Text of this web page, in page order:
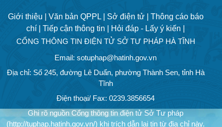
Giới thiệu | Văn bản QPPL | Sở điện tử |
Thông cáo báo
chí |
Tiếp cận thông tin |
Hỏi đáp - Lấy ý kiến |
CỔNG THÔNG TIN ĐIỆN TỬ SỞ TƯ PHÁP HÀ TĨNH
Email: sotuphap@hatinh.gov.vn
Địa chỉ: Số 245, đường Lê Duẩn, phường Thành Sen, tỉnh Hà
Tĩnh
Điện thoại/ Fax: 0239.3856654
Ghi rõ nguồn Cổng thông tin điện tử Sở Tư pháp
(http://tuphap.hatinh.gov.vn/) khi trích dẫn lại tin từ địa chỉ này.